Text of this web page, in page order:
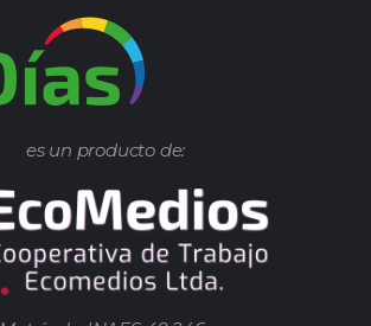
es un producto de: